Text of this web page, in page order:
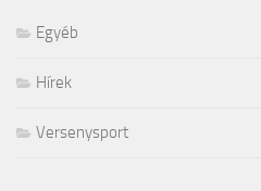
Egyéb
Hírek
Versenysport